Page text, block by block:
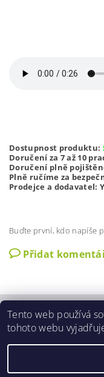
Dostupnost produktu:
Doručení za 7 až 10
Doručení plně
Plně ručíme za
Prodejce a dodavatel:
Buďte první, kdo napíše
Přidat
Zobrazit akční slevy |
GDPR
2026 ©
Tento web používá
tohoto webu